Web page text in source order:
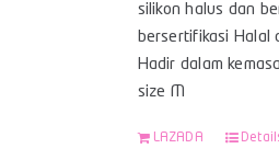
silikon halus dan
bersertifikasi Halal
Hadir dalam
size M
LAZADA